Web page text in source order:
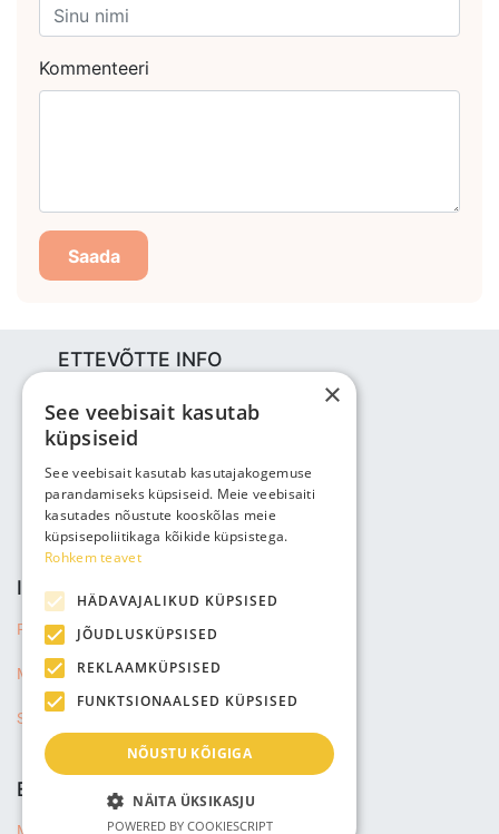
Kommenteeri
Saada
ETTEVÕTTE INFO
Vabaõhukooli tee 4, Tallinn, 12013
Reg nr: 14690362
KM: EE102147285
Telefon: +3725143691
info@bjuti.ee
INFO JA TINGIMUSED
Privaatsuse tingimused
Müügitingimused
Saadetise info
ETTEVÕTE
×
See veebisait kasutab
küpsiseid
See veebisait kasutab kasutajakogemuse
parandamiseks küpsiseid. Meie veebisaiti
kasutades nõustute kooskõlas meie
küpsisepoliitikaga kõikide küpsistega.
Rohkem teavet
HÄDAVAJALIKUD KÜPSISED
JÕUDLUSKÜPSISED
REKLAAMKÜPSISED
FUNKTSIONAALSED KÜPSISED
NÕUSTU KÕIGIGA
NÄITA ÜKSIKASJU
POWERED BY COOKIESCRIPT